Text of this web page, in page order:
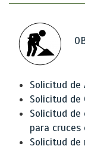
Solicitud de
Solicitud de
Solicitud de
para cruces
Solicitud